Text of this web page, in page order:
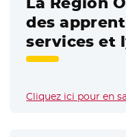
des
services et
Cliquez ici pour en